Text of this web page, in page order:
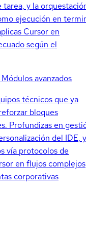
y la
ejecución en
Cursor en
según el
avanzados
técnicos que ya
bloques
Profundizas en
del IDE, y
vía protocolos de
en flujos complejos
corporativas